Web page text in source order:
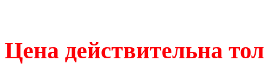
Цена действительна